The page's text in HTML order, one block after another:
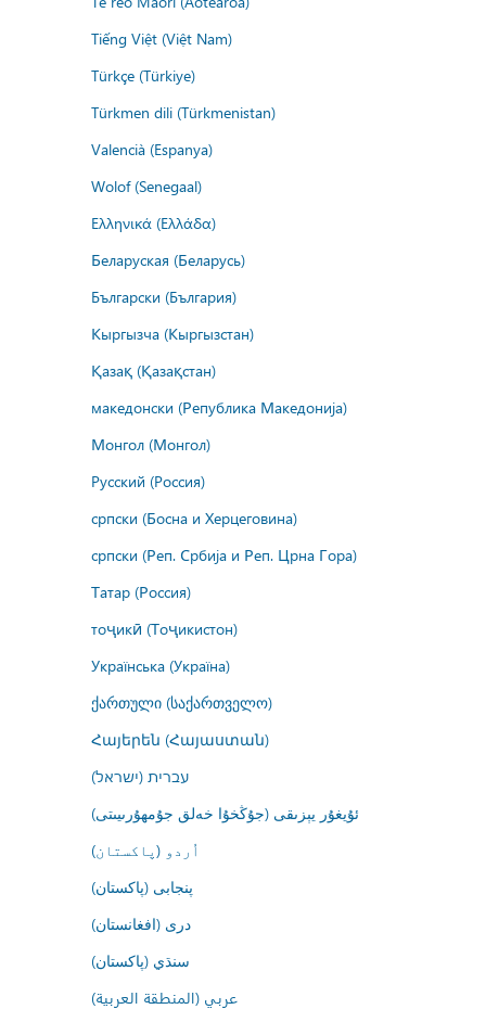
Tiếng Việt (Việt Nam)
Türkçe (Türkiye)
Türkmen dili (Türkmenistan)
Valencià (Espanya)
Wolof (Senegaal)
Ελληνικά (Ελλάδα)
Беларуская (Беларусь)
Български (България)
Кыргызча (Кыргызстан)
Қазақ (Қазақстан)
македонски (Република Македонија)
Монгол (Монгол)
Русский (Россия)
српски (Босна и Херцеговина)
српски (Реп. Србија и Реп. Црна Гора)
Татар (Россия)
тоҷикӣ (Тоҷикистон)
Українська (Україна)
ქართული (საქართველო)
Հայերեն (Հայաստան)
עברית (ישראל)
ئۇيغۇر يېزىقى (جۇڭخۇا خەلق جۇمھۇرىيىتى)
اُردو (پاکستان)
پنجابی (پاکستان)
درى (افغانستان)
سنڌي (پاکستان)
عربي (المنطقة العربية)